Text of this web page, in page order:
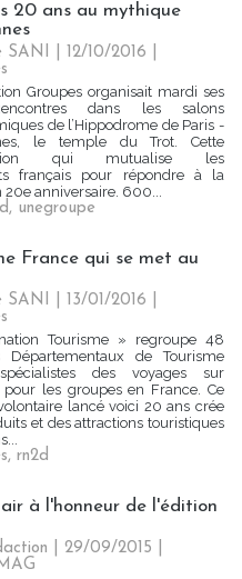
20 ans au mythique
SANI | 12/10/2016
Groupes organisait mardi ses
dans les salons
de l’Hippodrome de Paris -
le temple du Trot. Cette
qui mutualise les
français pour répondre à la
20e anniversaire. 600...
, unegroupe
France qui se met au
SANI | 13/01/2016
Tourisme » regroupe 48
Départementaux de Tourisme
des voyages sur
pour les groupes en France. Ce
lancé voici 20 ans crée
et des attractions touristiques
, rn2d
à l'honneur de l'édition
| 29/09/2015